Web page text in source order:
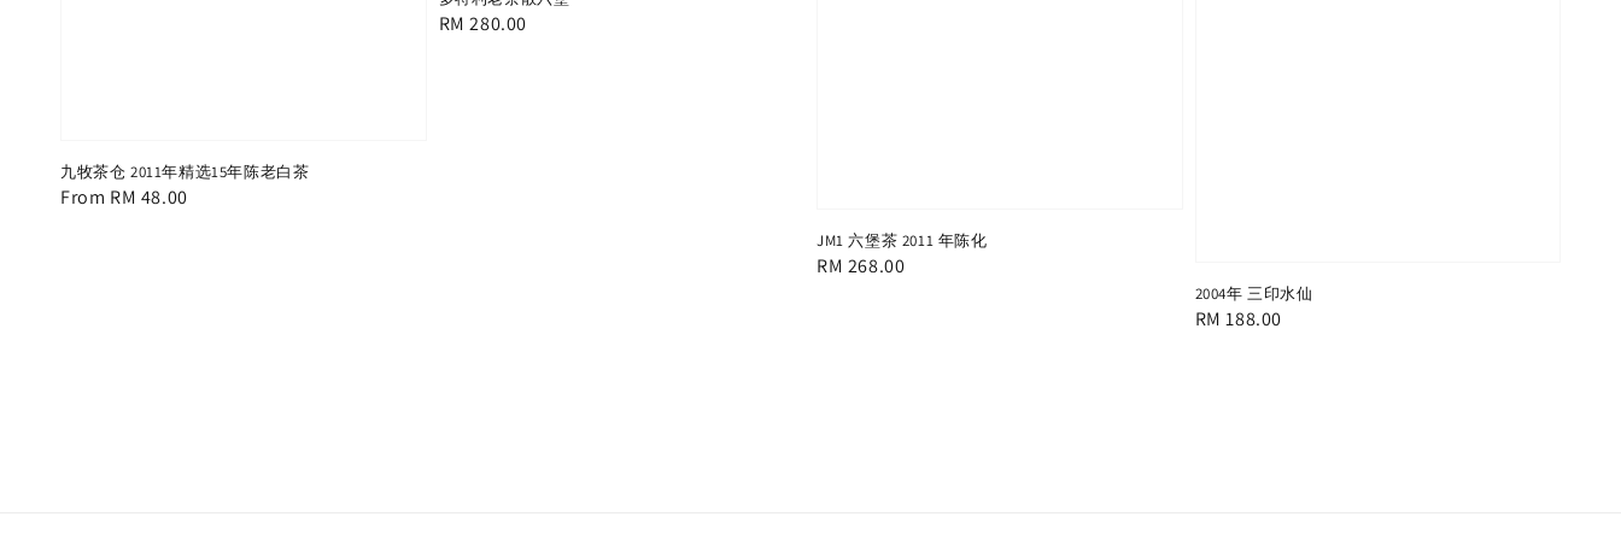
九牧茶仓 2011年精选15年陈老白茶
Regular
From RM 48.00
Regular
RM 280.00
JM1 六堡茶 2011 年陈化
Regular
RM 268.00
2004年 三印水仙
Regular
RM 188.00